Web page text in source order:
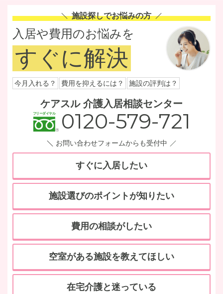
施設探しでお悩みの方
入居や費用のお悩みを
すぐに解決
今月入れる？ 費用を抑えるには？ 施設の評判は？
ケアスル 介護入居相談センター
0120-579-721
お問い合わせフォームからも受付中
すぐに入居したい
施設選びのポイントが知りたい
費用の相談がしたい
空室がある施設を教えてほしい
在宅介護と迷っている